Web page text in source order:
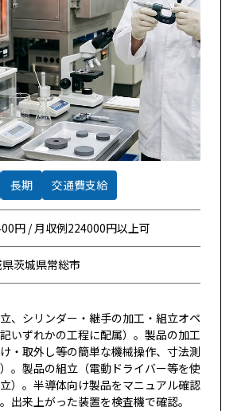
長期 交通費支給
円 / 月収例224000円以上可
茨城県常総市
、シリンダー・継手の加工・組立オペ
いずれかの工程に配属）。製品の加工
け・取外し等の簡単な機械操作、寸法測
。製品の組立（電動ドライバー等を使
）。半導体向け製品をマニュアル確認
出来上がった装置を検査機で確認。